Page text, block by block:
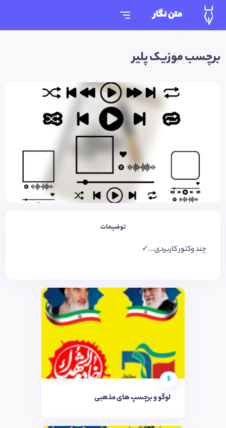
متن نگار
برچسب موزیک پلیر
توضیحات
چند وکتور کاربردی...✓
$
لوگو و برچسپ های مذهبی